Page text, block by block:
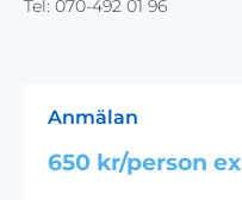
Tel: 070-492 01 96
Anmälan
650 kr/person